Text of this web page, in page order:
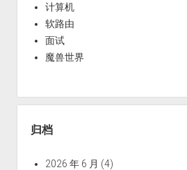
计算机
软路由
面试
魔兽世界
归档
2026 年 6 月 (4)